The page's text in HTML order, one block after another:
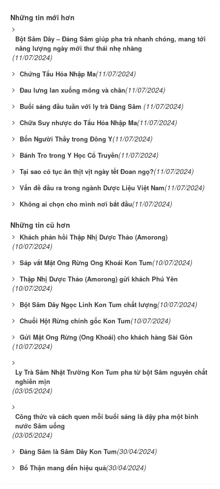
Những tin mới hơn
Bột Sâm Dây – Đảng Sâm giúp pha trà nhanh chóng, mang tới
năng lượng ngày mới thư thái nhẹ nhàng
(11/07/2024)
Chứng Tẩu Hỏa Nhập Ma(11/07/2024)
Đau lưng lan xuống mông và chân(11/07/2024)
Buổi sáng đầu tuần với ly trà Đảng Sâm (11/07/2024)
Chữa Suy nhược do Tẩu Hỏa Nhập Ma(11/07/2024)
Bốn Người Thầy trong Đông Y(11/07/2024)
Bánh Tro trong Y Học Cổ Truyền(11/07/2024)
Tại sao có tục ăn thịt vịt ngày tết Đoan ngọ?(11/07/2024)
Vấn đề đầu ra trong ngành Dược Liệu Việt Nam(11/07/2024)
Không ai chọn cho mình nơi bắt đầu(11/07/2024)
Những tin cũ hơn
Khách phản hồi Thập Nhị Dược Thảo (Amorong)
(10/07/2024)
Sáp vắt Mật Ong Rừng Ong Khoái Kon Tum(10/07/2024)
Thập Nhị Dược Thảo (Amorong) gửi khách Phú Yên
(10/07/2024)
Bột Sâm Dây Ngọc Linh Kon Tum chất lượng(10/07/2024)
Chuối Hột Rừng chính gốc Kon Tum(10/07/2024)
Gửi Mật Ong Rừng (Ong Khoái) cho khách hàng Sài Gòn
(10/07/2024)
Ly Trà Sâm Nhật Trường Kon Tum pha từ bột Sâm nguyên chất
nghiền mịn
(03/05/2024)
Công thức và cách quen mỗi buổi sáng là dậy pha một bình
nước Sâm uống
(03/05/2024)
Đảng Sâm là Sâm Dây Kon Tum(30/04/2024)
Bổ Thận mang đến hiệu quả(30/04/2024)